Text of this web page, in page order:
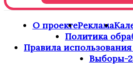
О проектеРеклама
Политика
Правила
Выборы-